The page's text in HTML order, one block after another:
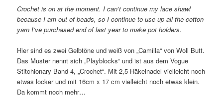
Crochet is on at the moment. I can’t continue my lace shawl
because I am out of beads, so I continue to use up all the cotton
yarn I’ve purchased end of last year to make pot holders.
Hier sind es zwei Gelbtöne und weiß von „Camilla“ von Woll Butt.
Das Muster nennt sich „Playblocks“ und ist aus dem Vogue
Stitchionary Band 4, „Crochet“. Mit 2,5 Häkelnadel vielleicht noch
etwas locker und mit 16cm x 17 cm vielleicht noch etwas klein.
Da kommt noch mehr…